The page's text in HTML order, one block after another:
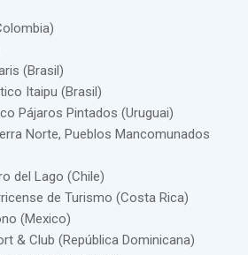
(Brasil)
Itaipu (Brasil)
Pájaros Pintados (Uruguai)
Norte, Pueblos Mancomunados
del Lago (Chile)
de Turismo (Costa Rica)
(Mexico)
& Club (República Dominicana)